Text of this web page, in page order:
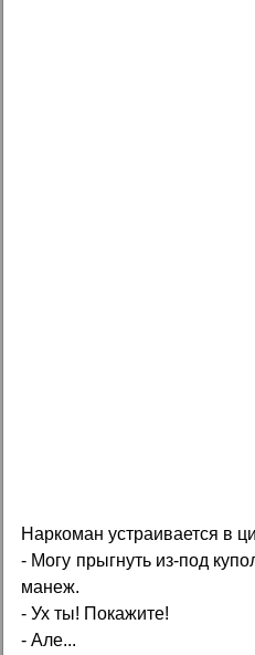
Наркоман устраивается в
- Могу прыгнуть из-под
манеж.
- Ух ты! Покажите!
- Але...